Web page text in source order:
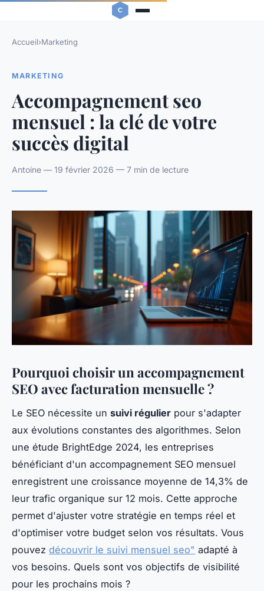
Accueil›Marketing
MARKETING
Accompagnement seo
mensuel : la clé de votre
succès digital
Antoine — 19 février 2026 — 7 min de lecture
Pourquoi choisir un accompagnement
SEO avec facturation mensuelle ?
Le SEO nécessite un suivi régulier pour s'adapter
aux évolutions constantes des algorithmes. Selon
une étude BrightEdge 2024, les entreprises
bénéficiant d'un accompagnement SEO mensuel
enregistrent une croissance moyenne de 14,3% de
leur trafic organique sur 12 mois. Cette approche
permet d'ajuster votre stratégie en temps réel et
d'optimiser votre budget selon vos résultats. Vous
pouvez découvrir le suivi mensuel seo" adapté à
vos besoins. Quels sont vos objectifs de visibilité
pour les prochains mois ?